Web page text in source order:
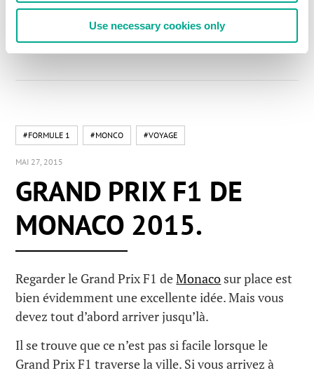
Use necessary cookies only
LIRE LES COMMENTAIRES 0
#FORMULE 1 #MONCO #VOYAGE
MAI 27, 2015
GRAND PRIX F1 DE
MONACO 2015.
Regarder le Grand Prix F1 deMonaco sur place est
bien évidemment une excellente idée. Mais vous
devez tout d’abord arriver jusqu’là.
Il se trouve que ce n’est pas si facile lorsque le
Grand Prix F1 traverse la ville. Si vous arrivez à